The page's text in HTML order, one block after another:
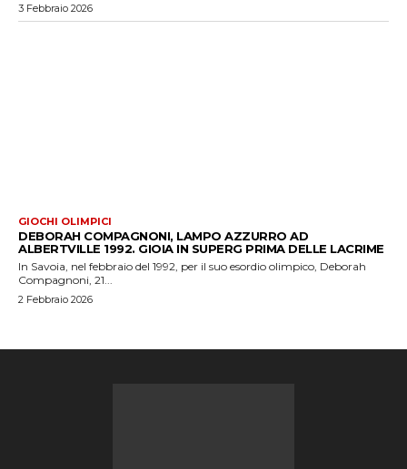
3 Febbraio 2026
GIOCHI OLIMPICI
DEBORAH COMPAGNONI, LAMPO AZZURRO AD
ALBERTVILLE 1992. GIOIA IN SUPERG PRIMA DELLE LACRIME
In Savoia, nel febbraio del 1992, per il suo esordio olimpico, Deborah
Compagnoni, 21...
2 Febbraio 2026